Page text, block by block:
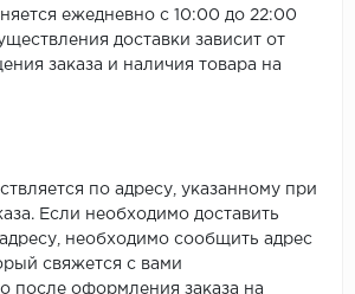
SPC Flooring
SPC Ideal Flooring
ежедневно с 10:00 до 22:00
доставки зависит от
заказа и наличия товара на
по адресу, указанному при
Если необходимо доставить
необходимо сообщить адрес
свяжется с вами
после оформления заказа на